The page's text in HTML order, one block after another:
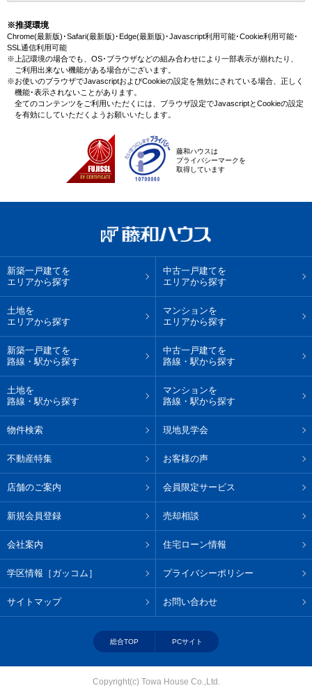
※推奨環境
Chrome(最新版)･Safari(最新版)･Edge(最新版)･Javascript利用可能･Cookie利用可能･
SSL通信利用可能
※上記環境の場合でも、OS･ブラウザなどの組み合わせにより一部表示が崩れたり、
ご利用出来ない機能がある場合がございます。
※お使いのブラウザでJavascriptおよびCookieの設定を無効にされている場合、正しく
機能･表示されないことがあります。
全てのコンテンツをご利用いただくには、ブラウザ設定でJavascriptとCookieの設定
を有効にしていただくようお願いいたします。
藤和ハウスは
プライバシーマークを
取得しています
新築一戸建てを
エリアから探す
中古一戸建てを
エリアから探す
土地を
エリアから探す
マンションを
エリアから探す
新築一戸建てを
路線・駅から探す
中古一戸建てを
路線・駅から探す
土地を
路線・駅から探す
マンションを
路線・駅から探す
物件検索 現地見学会
不動産特集 お客様の声
店舗のご案内 会員限定サービス
新規会員登録 売却相談
会社案内 住宅ローン情報
学区情報［ガッコム］ プライバシーポリシー
サイトマップ お問い合わせ
総合TOP PCサイト
Copyright(c) Towa House Co.,Ltd.